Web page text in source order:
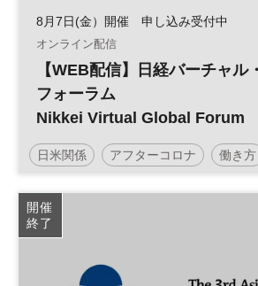
8月7日(金）開催 申し込み受付中
オンライン配信
【WEB配信】日経バーチャル
フォーラム
Nikkei Virtual Global Forum
日米関係 アフターコロナ 働き方
米中関係
開催
終了